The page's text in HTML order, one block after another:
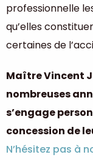
professionnelle
qu’elles
certaines de
Maître Vincent
nombreuses
s’engage
concession de
N’hésitez pas à